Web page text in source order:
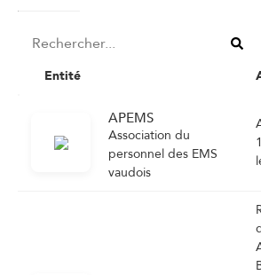
Entité
APEMS
Association du
personnel des EMS
vaudois